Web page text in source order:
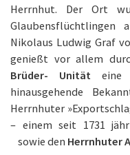
Herrnhut. Der Ort
Nikolaus Ludwig Graf
genießt vor allem
Brüder- Unität eine
hinausgehende
Herrnhuter
– einem seit 1731
sowie den Herrnhuter